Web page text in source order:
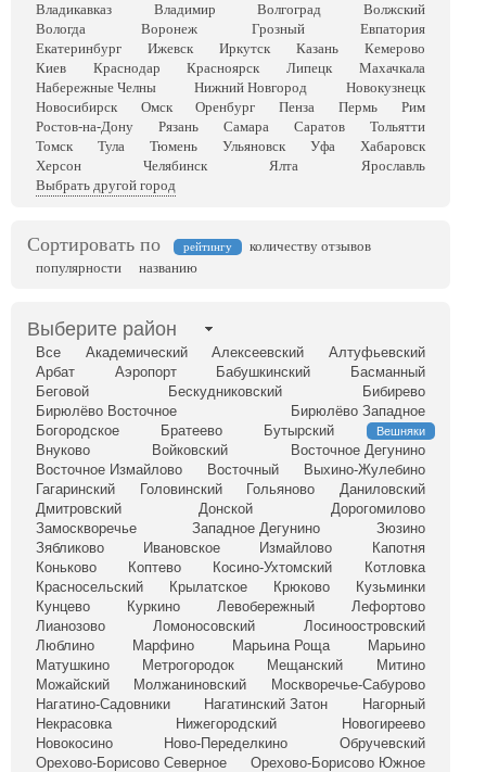
Владикавказ
Владимир Волгоград
Волжский
Вологда
Воронеж Грозный
Евпатория
Екатеринбург
Ижевск Иркутск Казань
Кемерово
Киев
Краснодар Красноярск Липецк
Махачкала
Набережные Челны
Нижний Новгород
Новокузнецк
Новосибирск
Омск Оренбург Пенза Пермь
Рим
Ростов-на-Дону
Рязань Самара Саратов
Тольятти
Томск
Тула Тюмень Ульяновск Уфа
Хабаровск
Херсон
Челябинск Ялта
Ярославль
Выбрать другой город
Сортировать по рейтингу
количеству отзывов
популярности
названию
Выберите район
Все Академический Алексеевский
Алтуфьевский
Арбат
Аэропорт Бабушкинский
Басманный
Беговой
Бескудниковский
Бибирево
Бирюлёво Восточное
Бирюлёво Западное
Богородское
Братеево Бутырский Вешняки
Внуково Войковский
Восточное Дегунино
Восточное Измайлово
Восточный
Выхино-Жулебино
Гагаринский
Головинский Гольяново
Даниловский
Дмитровский
Донской
Дорогомилово
Замоскворечье
Западное Дегунино
Зюзино
Зябликово
Ивановское Измайлово
Капотня
Коньково
Коптево Косино-Ухтомский
Котловка
Красносельский
Крылатское Крюково
Кузьминки
Кунцево
Куркино Левобережный
Лефортово
Лианозово
Ломоносовский
Лосиноостровский
Люблино
Марфино Марьина Роща
Марьино
Матушкино
Метрогородок Мещанский
Митино
Можайский
Молжаниновский
Москворечье-Сабурово
Нагатино-Садовники
Нагатинский Затон
Нагорный
Некрасовка
Нижегородский
Новогиреево
Новокосино
Ново-Переделкино
Обручевский
Орехово-Борисово Северное
Орехово-Борисово Южное